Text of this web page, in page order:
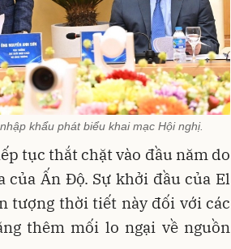
khẩu phát biểu khai mạc Hội nghị.
tục thắt chặt vào đầu năm do
của Ấn Độ. Sự khởi đầu của El
tượng thời tiết này đối với các
thêm mối lo ngại về nguồn